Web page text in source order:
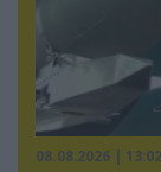
08.08.2026 | 13:02